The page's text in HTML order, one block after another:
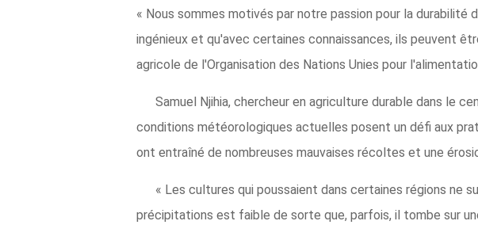
« Nous sommes motivés par notre passion pour la
ingénieux et qu'avec certaines connaissances, ils peuvent
agricole de l'Organisation des Nations Unies pour
Samuel Njihia, chercheur en agriculture durable dans le
conditions météorologiques actuelles posent un défi aux
ont entraîné de nombreuses mauvaises récoltes et une
« Les cultures qui poussaient dans certaines régions ne
précipitations est faible de sorte que, parfois, il tombe sur